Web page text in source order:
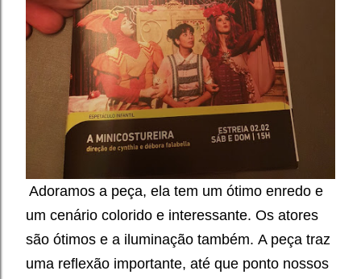
Adoramos a peça, ela tem um ótimo enredo e
um cenário colorido e interessante. Os atores
são ótimos e a iluminação também. A peça traz
uma reflexão importante, até que ponto nossos